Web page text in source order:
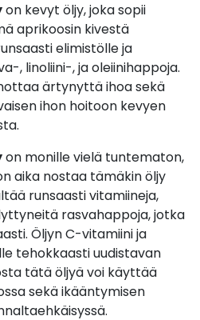
on kevyt öljy, joka sopii
aprikoosin kivestä
elimistölle ja
, linoliini-, ja oleiinihappoja.
ärtynyttä ihoa sekä
ihon hoitoon kevyen
on monille vielä tuntematon,
aika nostaa tämäkin öljy
runsaasti vitamiineja,
rasvahappoja, jotka
Öljyn C-vitamiini ja
tehokkaasti uudistavan
tätä öljyä voi käyttää
sekä ikääntymisen